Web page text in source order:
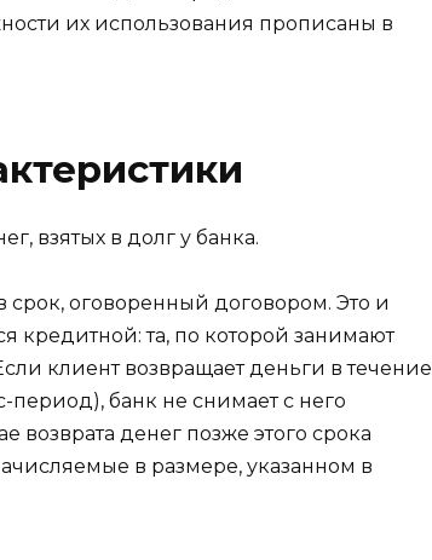
их использования прописаны в
взятых в долг у банка.
срок, оговоренный договором. Это и
кредитной: та, по которой занимают
клиент возвращает деньги в течение
период), банк не снимает с него
возврата денег позже этого срока
в размере, указанном в